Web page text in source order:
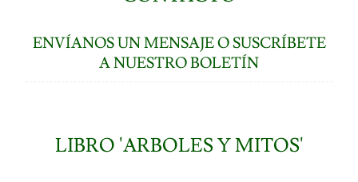
ENVÍANOS UN MENSAJE O SUSCRÍBETE
A NUESTRO BOLETÍN
LIBRO 'ARBOLES Y MITOS'